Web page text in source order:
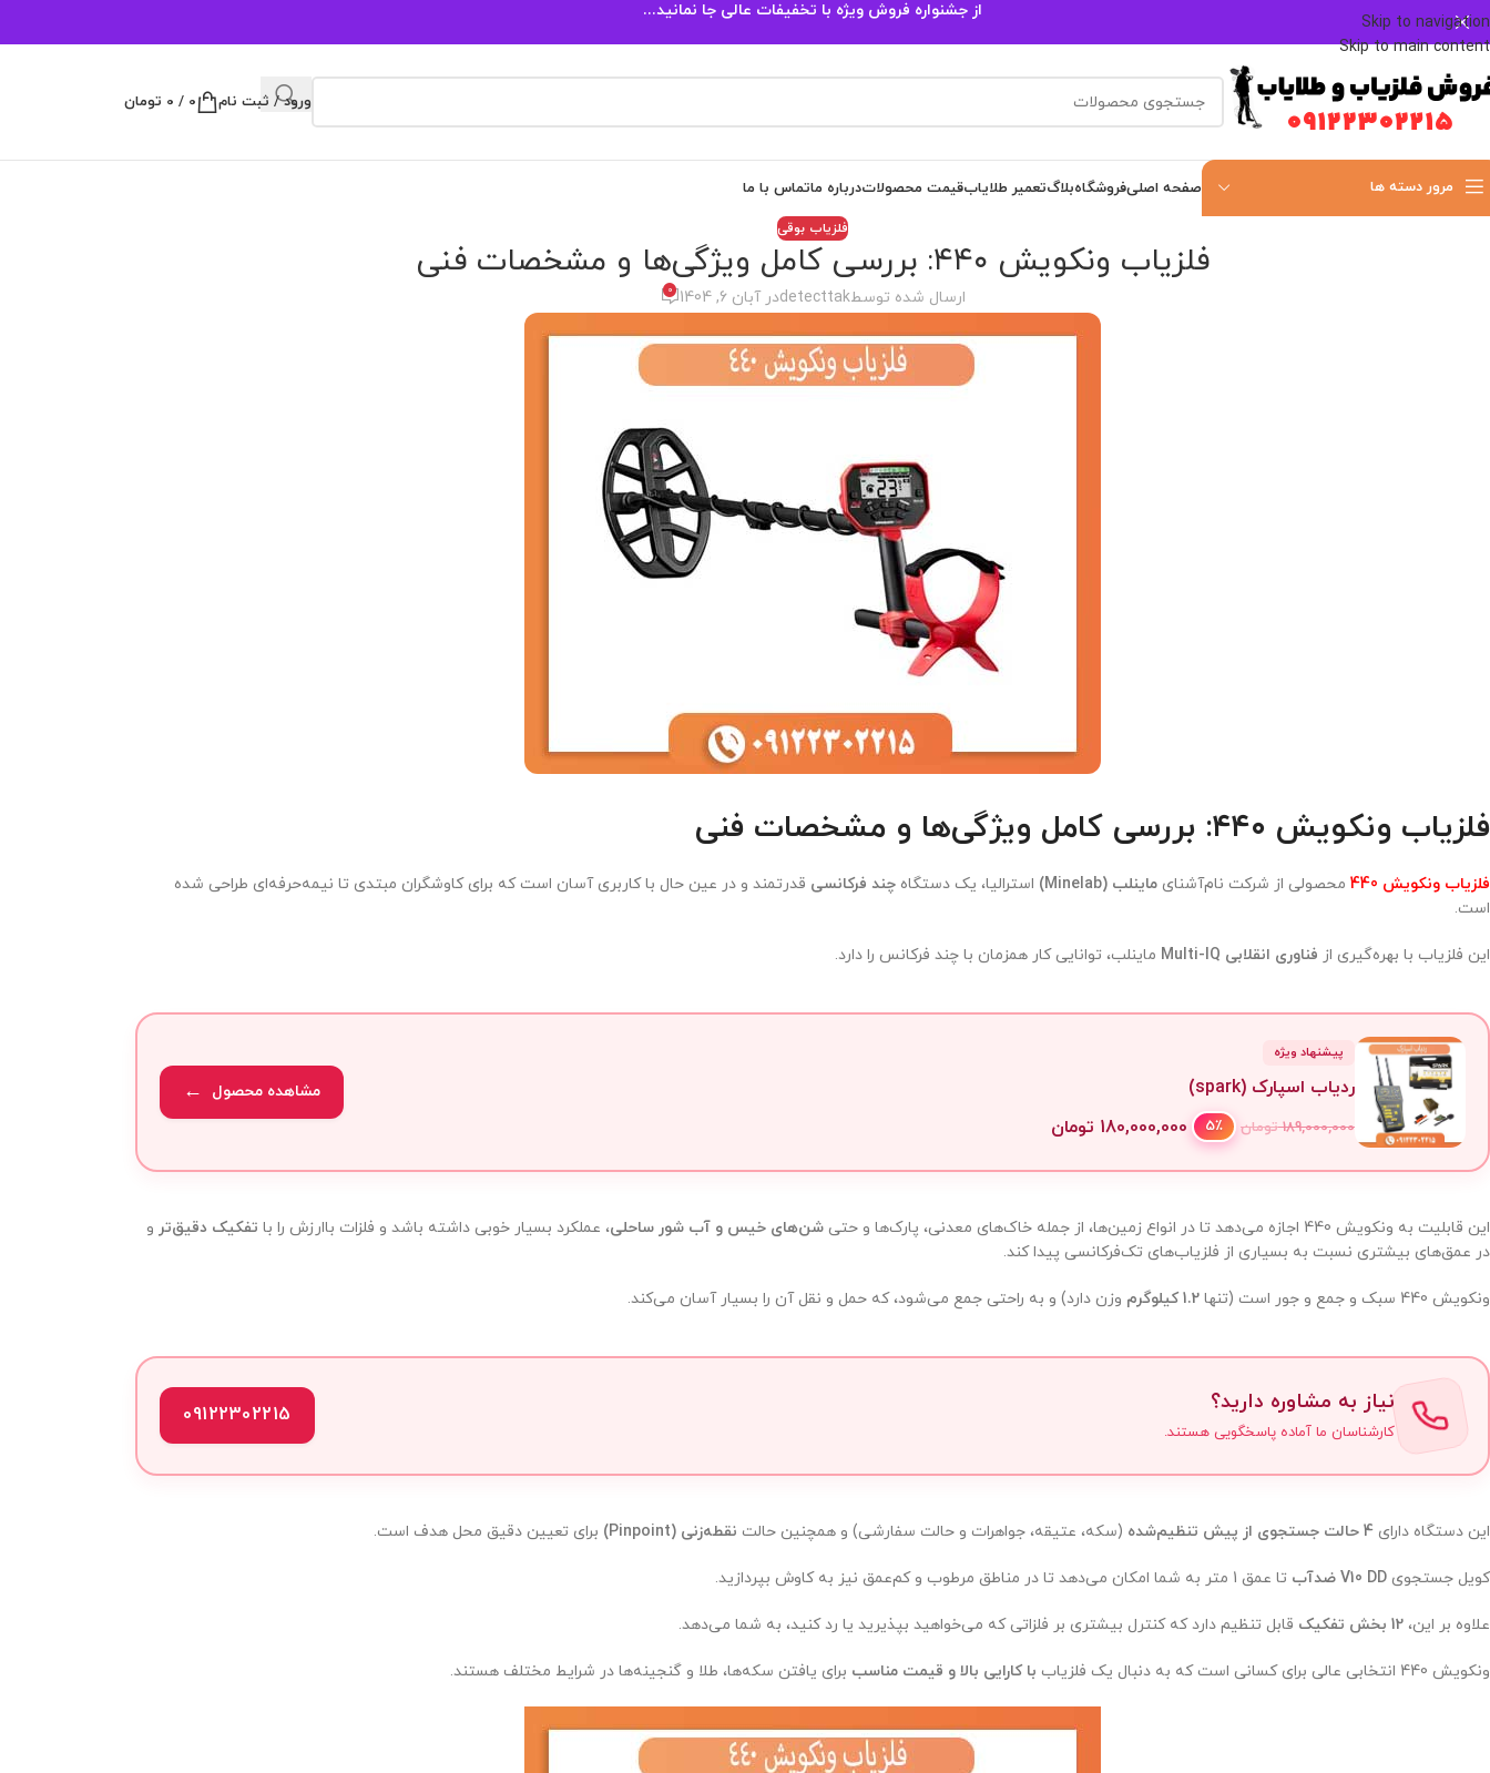
Skip to navigation
Skip to main content
از جشنواره فروش ویژه با تخفیفات عالی جا نمانید...
ورود / ثبت نام 0
/
0 تومان
مرور دسته ها صفحه اصلیفروشگاهبلاگتعمیر طلایابقیمت محصولاتدرباره ماتماس با ما
فلزیاب بوقی
فلزیاب ونکویش ۴۴۰: بررسی کامل ویژگی‌ها و مشخصات فنی
ارسال شده توسطdetecttakدر آبان 6, 1404 0
فلزیاب ونکویش ۴۴۰: بررسی کامل ویژگی‌ها و مشخصات فنی
فلزیاب ونکویش 440 محصولی از شرکت نام‌آشنای ماینلب (Minelab) استرالیا، یک دستگاه چند فرکانسی قدرتمند و در عین حال با کاربری آسان است که برای کاوشگران مبتدی تا نیمه‌حرفه‌ای طراحی شده
است.
این فلزیاب با بهره‌گیری از فناوری انقلابی Multi-IQ ماینلب، توانایی کار همزمان با چند فرکانس را دارد.
پیشنهاد ویژه
ردیاب اسپارک (spark)
189,000,000 تومان 5٪ 180,000,000 تومان
مشاهده محصول
این قابلیت به ونکویش 440 اجازه می‌دهد تا در انواع زمین‌ها، از جمله خاک‌های معدنی، پارک‌ها و حتی شن‌های خیس و آب شور ساحلی، عملکرد بسیار خوبی داشته باشد و فلزات باارزش را با تفکیک دقیق‌تر و
در عمق‌های بیشتری نسبت به بسیاری از فلزیاب‌های تک‌فرکانسی پیدا کند.
ونکویش 440 سبک و جمع و جور است (تنها 1.2 کیلوگرم وزن دارد) و به راحتی جمع می‌شود، که حمل و نقل آن را بسیار آسان می‌کند.
نیاز به مشاوره دارید؟
کارشناسان ما آماده پاسخگویی هستند.
09122302215
این دستگاه دارای 4 حالت جستجوی از پیش تنظیم‌شده (سکه، عتیقه، جواهرات و حالت سفارشی) و همچنین حالت نقطه‌زنی (Pinpoint) برای تعیین دقیق محل هدف است.
کویل جستجوی V10 DD ضدآب تا عمق 1 متر به شما امکان می‌دهد تا در مناطق مرطوب و کم‌عمق نیز به کاوش بپردازید.
علاوه بر این، 12 بخش تفکیک قابل تنظیم دارد که کنترل بیشتری بر فلزاتی که می‌خواهید بپذیرید یا رد کنید، به شما می‌دهد.
ونکویش 440 انتخابی عالی برای کسانی است که به دنبال یک فلزیاب با کارایی بالا و قیمت مناسب برای یافتن سکه‌ها، طلا و گنجینه‌ها در شرایط مختلف هستند.